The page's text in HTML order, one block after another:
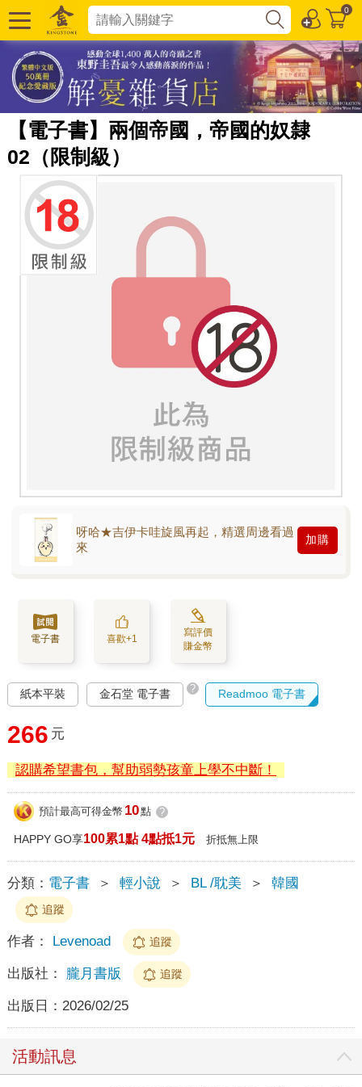
0
【電子書】兩個帝國，帝國的奴隸
02（限制級）
呀哈★吉伊卡哇旋風再起，精選周邊看過
來
加購
電子書 喜歡+1
寫評價
賺金幣
紙本平裝 金石堂 電子書 ? Readmoo 電子書
266 元
認購希望書包，幫助弱勢孩童上學不中斷！
預計最高可得金幣 10點 ?
HAPPY GO享100累1點 4點抵1元 折抵無上限
分類： 電子書 ＞ 輕小說 ＞ BL /耽美 ＞ 韓國
追蹤
作者： Levenoad 追蹤
出版社： 朧月書版 追蹤
出版日： 2026/02/25
活動訊息